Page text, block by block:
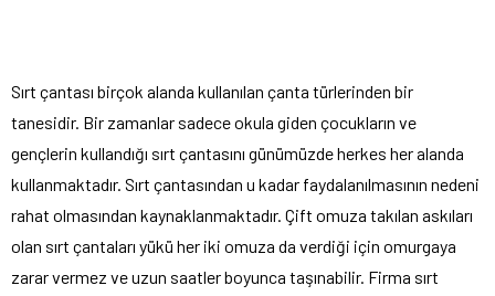
Sırt çantası birçok alanda kullanılan çanta türlerinden bir
tanesidir. Bir zamanlar sadece okula giden çocukların ve
gençlerin kullandığı sırt çantasını günümüzde herkes her alanda
kullanmaktadır. Sırt çantasından u kadar faydalanılmasının nedeni
rahat olmasından kaynaklanmaktadır. Çift omuza takılan askıları
olan sırt çantaları yükü her iki omuza da verdiği için omurgaya
zarar vermez ve uzun saatler boyunca taşınabilir. Firma sırt